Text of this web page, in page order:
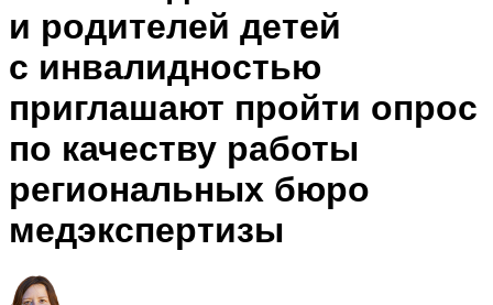
и родителей детей
с инвалидностью
приглашают пройти опрос
по качеству работы
региональных бюро
медэкспертизы